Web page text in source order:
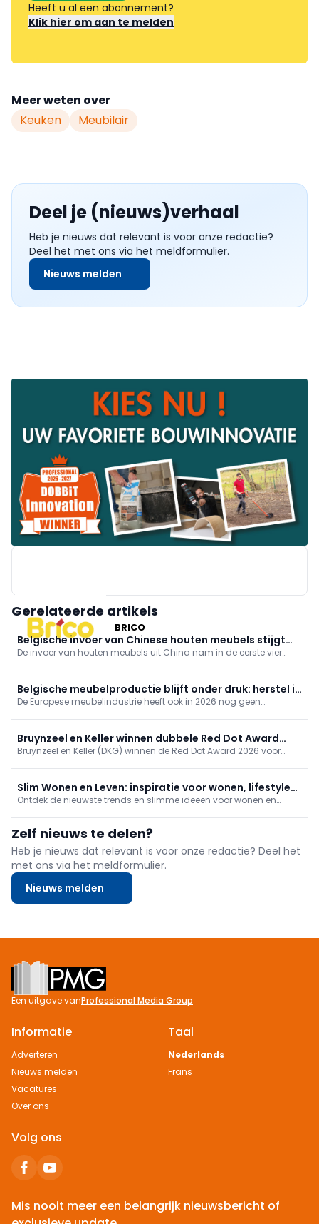
Heeft u al een abonnement?
Klik hier om aan te melden
Meer weten over
Keuken
Meubilair
Deel je (nieuws)verhaal
Heb je nieuws dat relevant is voor onze redactie?
Deel het met ons via het meldformulier.
Nieuws melden
BRICO
Gerelateerde artikels
Belgische invoer van Chinese houten meubels stijgt
sterk
De invoer van houten meubels uit China nam in de eerste vier
Koninkrijk samen met 23,5% tot 741.500 ton.
Belgische meubelproductie blijft onder druk: herstel in
Europa blijft uit
De Europese meubelindustrie heeft ook in 2026 nog geen
Bruynzeel en Keller winnen dubbele Red Dot Award
2026 voor biobased keukens
Bruynzeel en Keller (DKG) winnen de Red Dot Award 2026 voor
duurzame, schaalbare en betaalbare innovatie.
Slim Wonen en Leven: inspiratie voor wonen, lifestyle
en comfort
Ontdek de nieuwste trends en slimme ideeën voor wonen en
comfortabeler en stijlvoller te leven.
Zelf nieuws te delen?
Heb je nieuws dat relevant is voor onze redactie? Deel het
met ons via het meldformulier.
Nieuws melden
Footer
Een uitgave vanProfessional Media Group
Informatie
Adverteren
Nieuws melden
Vacatures
Over ons
Taal
Nederlands
Frans
Volg ons
Mis nooit meer een belangrijk nieuwsbericht of